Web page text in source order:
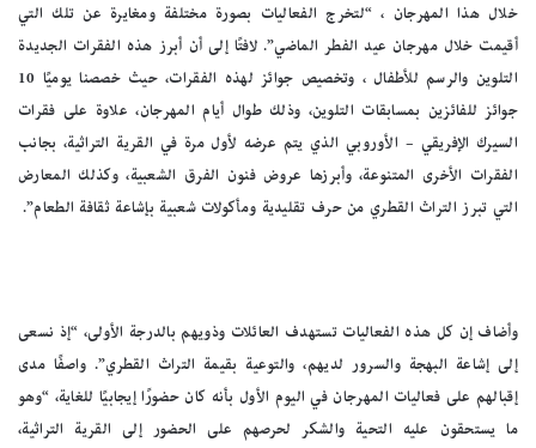
خلال هذا المهرجان ، “لتخرج الفعاليات بصورة مختلفة ومغايرة عن تلك التي
أقيمت خلال مهرجان عيد الفطر الماضي”. لافتًا إلى أن أبرز هذه الفقرات الجديدة
التلوين والرسم للأطفال ، وتخصيص جوائز لهذه الفقرات، حيث خصصنا يوميًا 10
جوائز للفائزين بمسابقات التلوين، وذلك طوال أيام المهرجان، علاوة على فقرات
السيرك الإفريقي – الأوروبي الذي يتم عرضه لأول مرة في القرية التراثية، بجانب
الفقرات الأخرى المتنوعة، وأبرزها عروض فنون الفرق الشعبية، وكذلك المعارض
التي تبرز التراث القطري من حرف تقليدية ومأكولات شعبية بإشاعة ثقافة الطعام”.
وأضاف إن كل هذه الفعاليات تستهدف العائلات وذويهم بالدرجة الأولى، “إذ نسعى
إلى إشاعة البهجة والسرور لديهم، والتوعية بقيمة التراث القطري”. واصفًا مدى
إقبالهم على فعاليات المهرجان في اليوم الأول بأنه كان حضورًا إيجابيًا للغاية، “وهو
ما يستحقون عليه التحية والشكر لحرصهم على الحضور إلى القرية التراثية،